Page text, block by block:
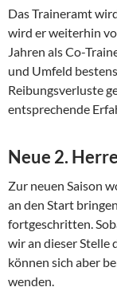
Das Traineramt
wird er weiterhin
Jahren als Co-
und Umfeld
Reibungsverluste
entsprechende
Neue 2.
Zur neuen Saison
an den Start
fortgeschritten.
wir an dieser Stelle
können sich aber
wenden.